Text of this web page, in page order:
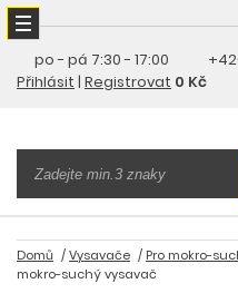
po - pá 7:30 - 17:00
Přihlásit | Registrovat 0 Kč
Domů Vysavače Pro mokro-
mokro-suchý vysavač